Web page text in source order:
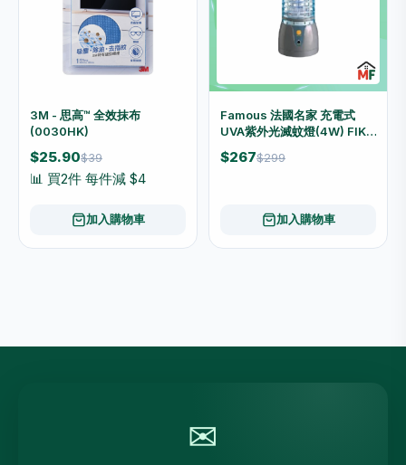
3M - 思高™ 全效抹布
(0030HK)
$25.90$39
📊 買2件 每件減 $4
加入購物車
Famous 法國名家 充電式
UVA紫外光滅蚊燈(4W) FIK-
04U
$267$299
加入購物車
✉